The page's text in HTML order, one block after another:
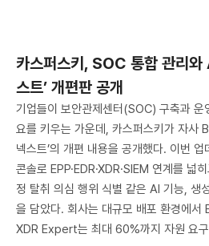
카스퍼스키, SOC 통합 관리와
스트’ 개편판 공개
기업들이 보안관제센터(SOC) 구축과 운
요를 키우는 가운데, 카스퍼스키가 자사
넥스트’의 개편 내용을 공개했다. 이번
콘솔로 EPP·EDR·XDR·SIEM 연계를 넓
정 탈취 의심 행위 식별 같은 AI 기능, 생
을 담았다. 회사는 대규모 배포 환경에
XDR Expert는 최대 60%까지 자원 요